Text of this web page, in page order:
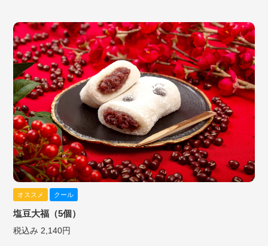
オススメ クール
塩豆大福（5個）
税込み 2,140円